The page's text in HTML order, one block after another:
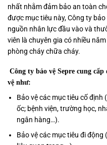
nhất nhằm đảm bảo an toàn
được mục tiêu này, Công ty
nguồn nhân lực đầu vào và
viên là chuyên gia có nhiều
phòng cháy chữa cháy.
Công ty bảo vệ Sepre cung
vệ như:
Bảo vệ các mục tiêu cố
ốc; bệnh viện, trường học,
ngân hàng…).
Bảo vệ các mục tiêu đi